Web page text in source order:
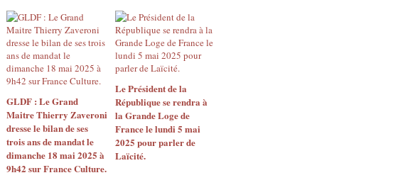
GLDF : Le Grand
Maitre Thierry Zaveroni
dresse le bilan de ses
trois ans de mandat le
dimanche 18 mai 2025 à
9h42 sur France Culture.
Le Président de la
République se rendra à
la Grande Loge de
France le lundi 5 mai
2025 pour parler de
Laïcité.